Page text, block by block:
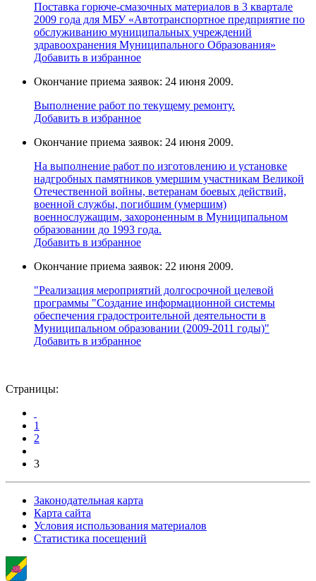
Поставка горюче-смазочных материалов в 3 квартале
2009 года для МБУ «Автотранспортное предприятие по
обслуживанию муниципальных учреждений
здравоохранения Муниципального Образования»
Добавить в избранное
Окончание приема заявок: 24 июня 2009.
Выполнение работ по текущему ремонту.
Добавить в избранное
Окончание приема заявок: 24 июня 2009.
На выполнение работ по изготовлению и установке
надгробных памятников умершим участникам Великой
Отечественной войны, ветеранам боевых действий,
военной службы, погибшим (умершим)
военнослужащим, захороненным в Муниципальном
образовании до 1993 года.
Добавить в избранное
Окончание приема заявок: 22 июня 2009.
"Реализация мероприятий долгосрочной целевой
программы "Создание информационной системы
обеспечения градостроительной деятельности в
Муниципальном образовании (2009-2011 годы)"
Добавить в избранное
Страницы:
1
2
3
Законодательная карта
Карта сайта
Условия использования материалов
Статистика посещений